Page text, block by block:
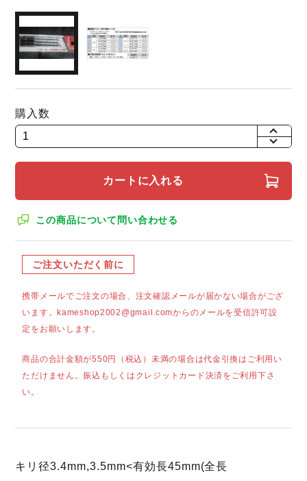
購入数
+
カートに入れる
この商品について問い合わせる
ご注文いただく前に
携帯メールでご注文の場合、注文確認メールが届かない場合がござ
います。kameshop2002@gmail.comからのメールを受信許可設
定をお願いします。
商品の合計金額が550円（税込）未満の場合は代金引換はご利用い
ただけません。振込もしくはクレジットカード決済をご利用下さ
い。
キリ径3.4mm,3.5mm<有効長45mm(全長